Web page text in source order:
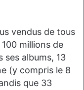
vendus de tous
millions de
ses albums, 13
(y compris le 8
que 33